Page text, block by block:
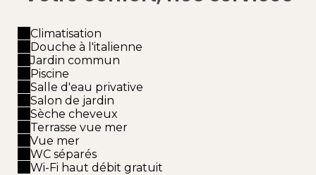
Climatisation
Douche à l'italienne
Jardin commun
Piscine
Salle d'eau privative
Salon de jardin
Sèche cheveux
Terrasse vue mer
Vue mer
WC séparés
Wi-Fi haut débit gratuit